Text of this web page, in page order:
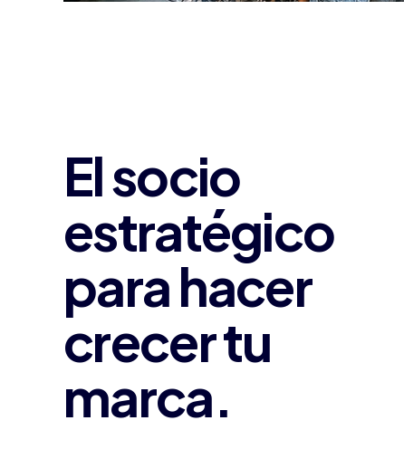
El socio
estratégico
para hacer
crecer tu
marca.